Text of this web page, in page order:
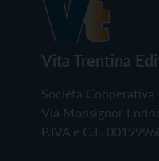
Vita Trentina
Società Cooperativa
Via Monsignor
P.IVA e C.F.